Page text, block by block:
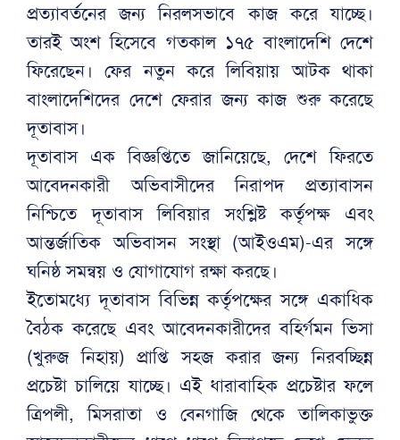
প্রত্যাবর্তনের জন্য নিরলসভাবে কাজ করে যাচ্ছে।
তারই অংশ হিসেবে গতকাল ১৭৫ বাংলাদেশি দেশে
ফিরেছেন। ফের নতুন করে লিবিয়ায় আটক থাকা
বাংলাদেশিদের দেশে ফেরার জন্য কাজ শুরু করেছে
দূতাবাস।
দূতাবাস এক বিজ্ঞপ্তিতে জানিয়েছে, দেশে ফিরতে
আবেদনকারী অভিবাসীদের নিরাপদ প্রত্যাবাসন
নিশ্চিতে দূতাবাস লিবিয়ার সংশ্লিষ্ট কর্তৃপক্ষ এবং
আন্তর্জাতিক অভিবাসন সংস্থা (আইওএম)-এর সঙ্গে
ঘনিষ্ঠ সমন্বয় ও যোগাযোগ রক্ষা করছে।
ইতোমধ্যে দূতাবাস বিভিন্ন কর্তৃপক্ষের সঙ্গে একাধিক
বৈঠক করেছে এবং আবেদনকারীদের বহির্গমন ভিসা
(খুরুজ নিহায়) প্রাপ্তি সহজ করার জন্য নিরবচ্ছিন্ন
প্রচেষ্টা চালিয়ে যাচ্ছে। এই ধারাবাহিক প্রচেষ্টার ফলে
ত্রিপলী, মিসরাতা ও বেনগাজি থেকে তালিকাভুক্ত